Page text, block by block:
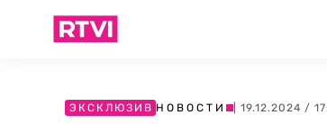
ЭКСКЛЮЗИВ НОВОСТИ | 19.12.2024 /